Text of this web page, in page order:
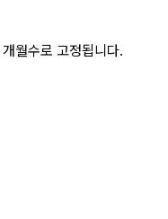
월수로 고정됩니다.